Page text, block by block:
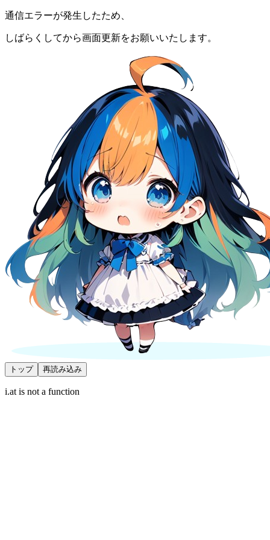
通信エラーが発生したため、
しばらくしてから画面更新をお願いいたします。
トップ 再読み込み
i.at is not a function